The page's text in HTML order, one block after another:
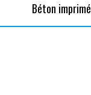
Béton imprimé